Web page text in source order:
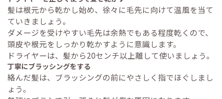
髪は根元から乾かし始め、徐々に毛先に向けて温風を当て
ていきましょう。
ダメージを受けやすい毛先は余熱でもある程度乾くので、
頭皮や根元をしっかり乾かすように意識します。
ドライヤーは、髪から20センチ以上離して使いましょう。
丁寧にブラッシングをする
絡んだ髪は、ブラッシングの前にやさしく指でほぐしまし
ょう。